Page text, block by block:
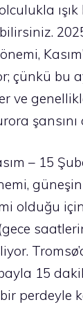
çünkü bu
ve
şansını
– 15
güneşin
olduğu
15
perdeyle